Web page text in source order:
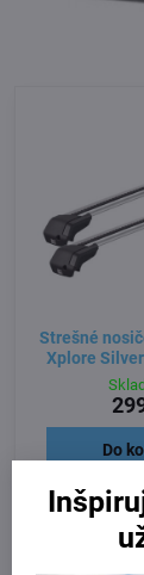
Strešné
Xplore
Do